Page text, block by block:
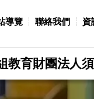
導覽 聯絡我們 資
教育財團法人